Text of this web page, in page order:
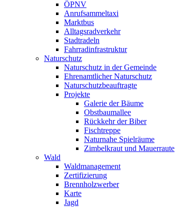
ÖPNV
Anrufsammeltaxi
Marktbus
Alltagsradverkehr
Stadtradeln
Fahrradinfrastruktur
Naturschutz
Naturschutz in der Gemeinde
Ehrenamtlicher Naturschutz
Naturschutzbeauftragte
Projekte
Galerie der Bäume
Obstbaumallee
Rückkehr der Biber
Fischtreppe
Naturnahe Spielräume
Zimbelkraut und Mauerraute
Wald
Waldmanagement
Zertifizierung
Brennholzwerber
Karte
Jagd